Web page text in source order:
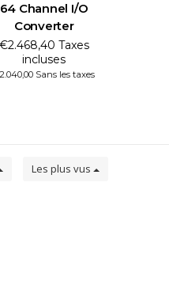
64 Channel I/O
Converter
€2.468,40 Taxes
incluses
Sans les taxes
Les plus vus